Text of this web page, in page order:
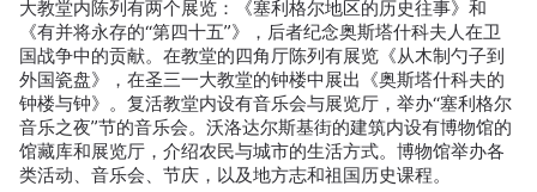
大教堂内陈列有两个展览：《塞利格尔地区的历史往事》和
《有并将永存的“第四十五”》，后者纪念奥斯塔什科夫人在卫
国战争中的贡献。在教堂的四角厅陈列有展览《从木制勺子到
外国瓷盘》，在圣三一大教堂的钟楼中展出《奥斯塔什科夫的
钟楼与钟》。复活教堂内设有音乐会与展览厅，举办“塞利格尔
音乐之夜”节的音乐会。沃洛达尔斯基街的建筑内设有博物馆的
馆藏库和展览厅，介绍农民与城市的生活方式。博物馆举办各
类活动、音乐会、节庆，以及地方志和祖国历史课程。